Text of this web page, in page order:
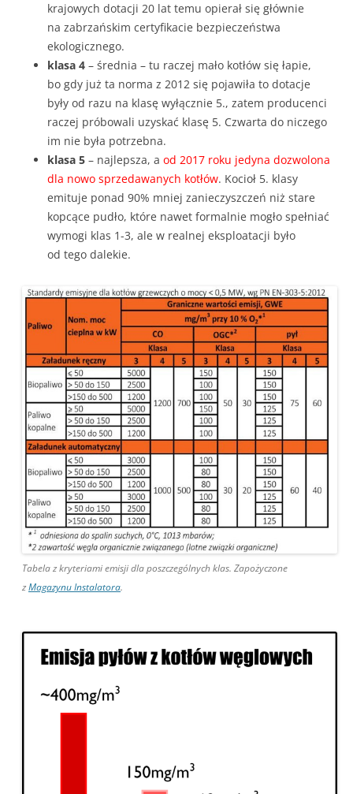
krajowych dotacji 20 lat temu opierał się głównie
na zabrzańskim certyfikacie bezpieczeństwa
ekologicznego.
klasa 4 – średnia – tu raczej mało kotłów się łapie,
bo gdy już ta norma z 2012 się pojawiła to dotacje
były od razu na klasę wyłącznie 5., zatem producenci
raczej próbowali uzyskać klasę 5. Czwarta do niczego
im nie była potrzebna.
klasa 5 – najlepsza, a od 2017 roku jedyna dozwolona
dla nowo sprzedawanych kotłów. Kocioł 5. klasy
emituje ponad 90% mniej zanieczyszczeń niż stare
kopcące pudło, które nawet formalnie mogło spełniać
wymogi klas 1-3, ale w realnej eksploatacji było
od tego dalekie.
Tabela z kryteriami emisji dla poszczególnych klas. Zapożyczone
zMagazynu Instalatora.